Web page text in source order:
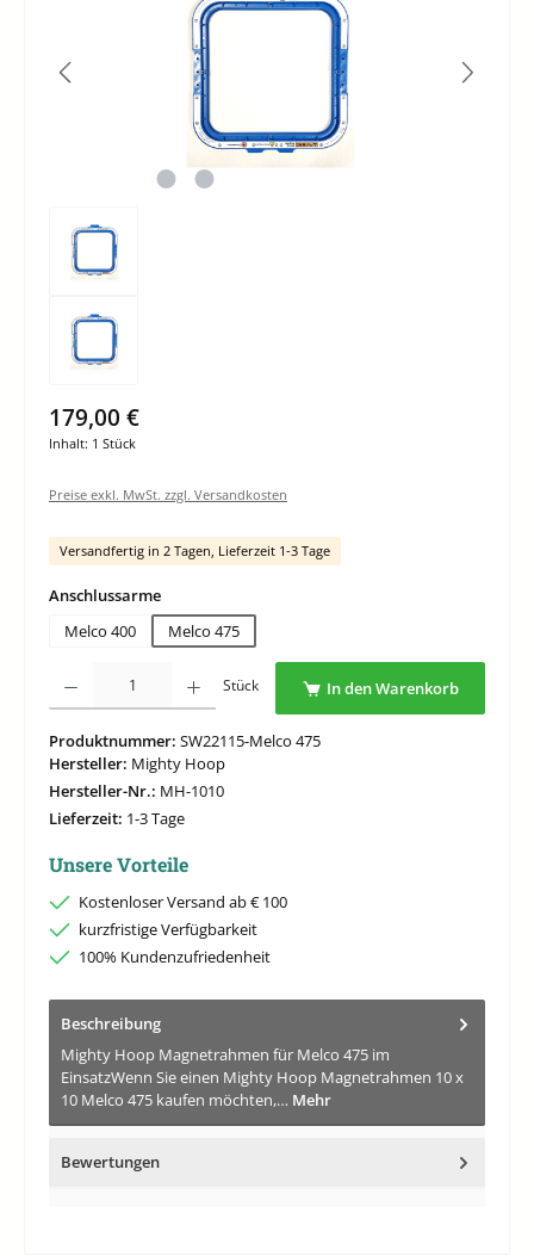
179,00 €
Inhalt: 1 Stück
Preise exkl. MwSt. zzgl. Versandkosten
Versandfertig in 2 Tagen, Lieferzeit 1-3 Tage
Anschlussarmeauswählen
Melco 400
Melco 475
Stück In den Warenkorb
Produktnummer: SW22115-Melco 475
Hersteller: Mighty Hoop
Hersteller-Nr.: MH-1010
Lieferzeit: 1-3 Tage
Unsere Vorteile
Kostenloser Versand ab € 100
kurzfristige Verfügbarkeit
100% Kundenzufriedenheit
Beschreibung
Mighty Hoop Magnetrahmen für Melco 475 im
EinsatzWenn Sie einen Mighty Hoop Magnetrahmen 10 x
10 Melco 475 kaufen möchten,… Mehr
Bewertungen